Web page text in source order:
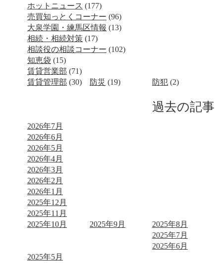
ホットニュース (177)
売買知っとくコーナー (96)
大泉学園・練馬区情報 (13)
相続・相続対策 (17)
相談役の相談コーナー (102)
知恵袋 (15)
賃貸営業部 (71)
賃貸管理部 (30) 防災 (19) 防犯 (2)
過去の記事
2026年7月
2026年6月
2026年5月
2026年4月
2026年3月
2026年2月
2026年1月
2025年12月
2025年11月
2025年10月
2025年9月
2025年8月
2025年7月
2025年6月
2025年5月